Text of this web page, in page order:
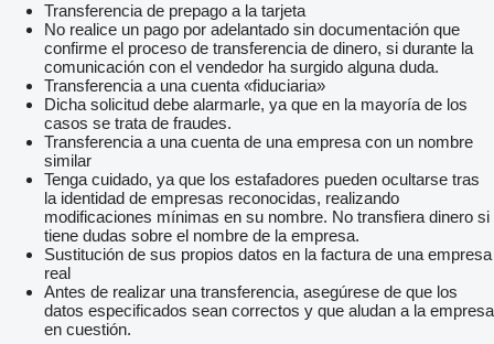
Transferencia de prepago a la tarjeta
No realice un pago por adelantado sin documentación que
confirme el proceso de transferencia de dinero, si durante la
comunicación con el vendedor ha surgido alguna duda.
Transferencia a una cuenta «fiduciaria»
Dicha solicitud debe alarmarle, ya que en la mayoría de los
casos se trata de fraudes.
Transferencia a una cuenta de una empresa con un nombre
similar
Tenga cuidado, ya que los estafadores pueden ocultarse tras
la identidad de empresas reconocidas, realizando
modificaciones mínimas en su nombre. No transfiera dinero si
tiene dudas sobre el nombre de la empresa.
Sustitución de sus propios datos en la factura de una empresa
real
Antes de realizar una transferencia, asegúrese de que los
datos especificados sean correctos y que aludan a la empresa
en cuestión.